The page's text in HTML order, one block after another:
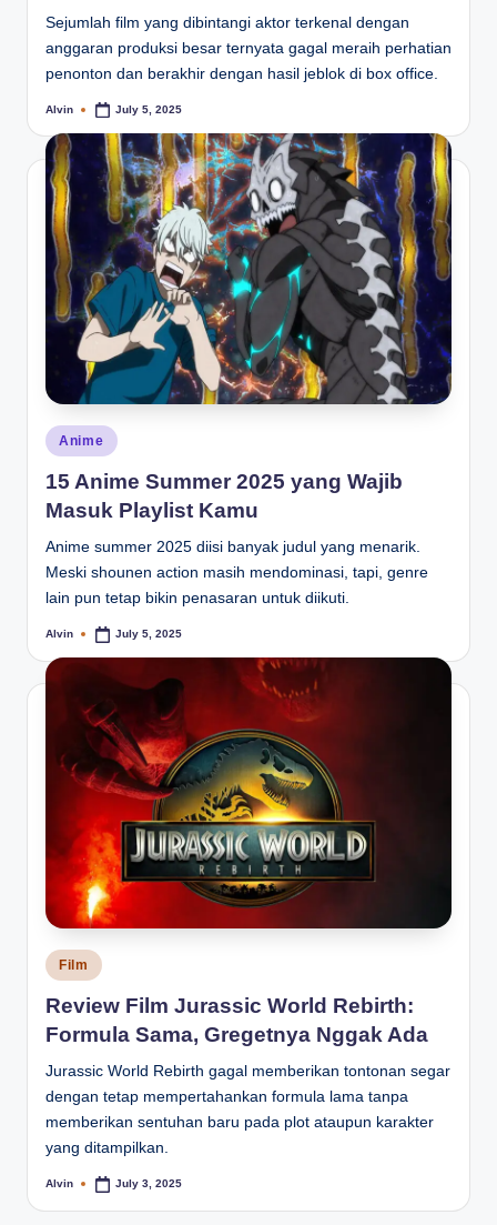
Sejumlah film yang dibintangi aktor terkenal dengan
anggaran produksi besar ternyata gagal meraih perhatian
penonton dan berakhir dengan hasil jeblok di box office.
Posted
Alvin July 5, 2025
Posted
in
Anime
15 Anime Summer 2025 yang Wajib
Masuk Playlist Kamu
Anime summer 2025 diisi banyak judul yang menarik.
Meski shounen action masih mendominasi, tapi, genre
lain pun tetap bikin penasaran untuk diikuti.
Posted
Alvin July 5, 2025
Posted
in
Film
Review Film Jurassic World Rebirth:
Formula Sama, Gregetnya Nggak Ada
Jurassic World Rebirth gagal memberikan tontonan segar
dengan tetap mempertahankan formula lama tanpa
memberikan sentuhan baru pada plot ataupun karakter
yang ditampilkan.
Posted
Alvin July 3, 2025